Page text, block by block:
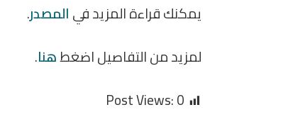
يمكنك قراءة المزيد فيالمصدر.
لمزيد من التفاصيل اضغطهنا.
Post Views:0